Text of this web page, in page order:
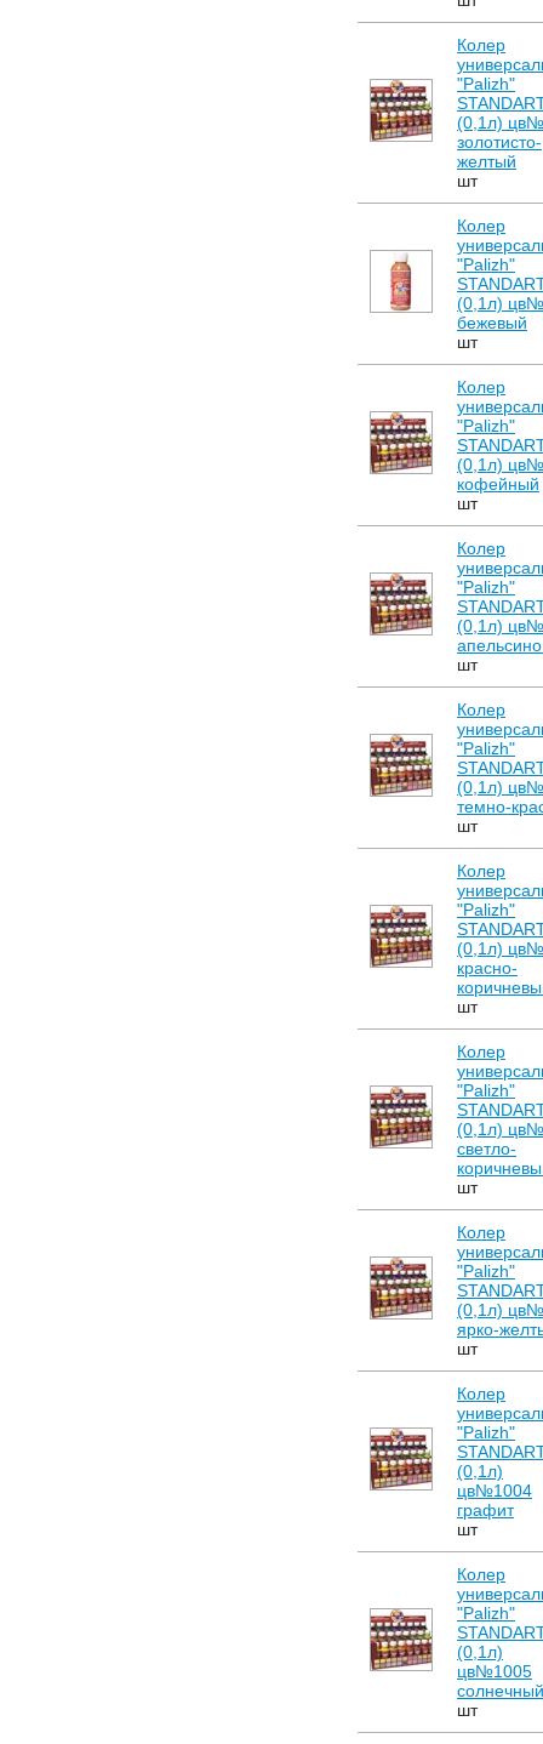
Колер
"Palizh"
(0,1л)
золотисто-
желтый
шт
Колер
"Palizh"
(0,1л)
бежевый
шт
Колер
"Palizh"
(0,1л)
кофейный
шт
Колер
"Palizh"
(0,1л)
шт
Колер
"Palizh"
(0,1л)
темно-
шт
Колер
"Palizh"
(0,1л)
красно-
шт
Колер
"Palizh"
(0,1л)
светло-
шт
Колер
"Palizh"
(0,1л)
ярко-
шт
Колер
"Palizh"
(0,1л)
цв№1004
графит
шт
Колер
"Palizh"
(0,1л)
цв№1005
солнечный
шт